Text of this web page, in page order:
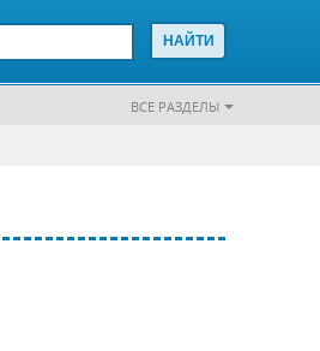
ВСЕ РАЗДЕЛЫ